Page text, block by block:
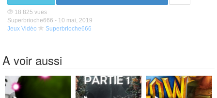
18 825 vues
Superbrioche666 - 10 mai, 2019
Jeux Vidéo
Superbrioche666
A voir aussi